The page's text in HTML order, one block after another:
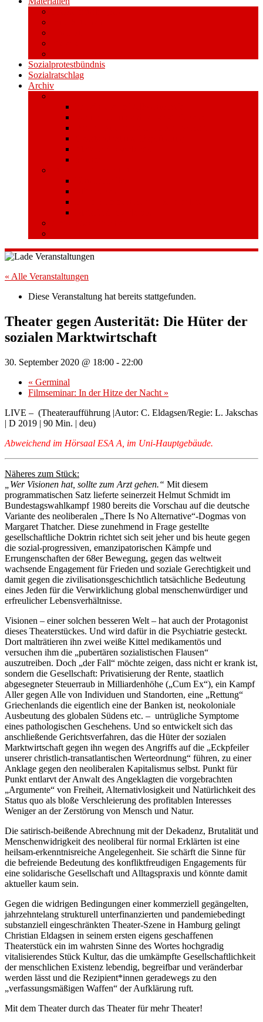
Sozialprotestbündnis
Sozialratschlag
Archiv
« Alle Veranstaltungen
Diese Veranstaltung hat bereits stattgefunden.
Theater gegen Austerität: Die Hüter der
sozialen Marktwirtschaft
30. September 2020 @ 18:00 - 22:00
« Germinal
Filmseminar: In der Hitze der Nacht »
LIVE – (Theateraufführung |Autor: C. Eldagsen/Regie: L. Jakschas
| D 2019 | 90 Min. | deu)
Abweichend im Hörsaal ESA A, im Uni-Hauptgebäude.
Näheres zum Stück:
„Wer Visionen hat, sollte zum Arzt gehen.“ Mit diesem
programmatischen Satz lieferte seinerzeit Helmut Schmidt im
Bundestagswahlkampf 1980 bereits die Vorschau auf die deutsche
Variante des neoliberalen „There Is No Alternative“-Dogmas von
Margaret Thatcher. Diese zunehmend in Frage gestellte
gesellschaftliche Doktrin richtet sich seit jeher und bis heute gegen
die sozial-progressiven, emanzipatorischen Kämpfe und
Errungenschaften der 68er Bewegung, gegen das weltweit
wachsende Engagement für Frieden und soziale Gerechtigkeit und
damit gegen die zivilisationsgeschichtlich tatsächliche Bedeutung
eines Jeden für die Verwirklichung global menschenwürdiger und
erfreulicher Lebensverhältnisse.
Visionen – einer solchen besseren Welt – hat auch der Protagonist
dieses Theaterstückes. Und wird dafür in die Psychiatrie gesteckt.
Dort malträtieren ihn zwei weiße Kittel medikamentös und
versuchen ihm die „pubertären sozialistischen Flausen“
auszutreiben. Doch „der Fall“ möchte zeigen, dass nicht er krank ist,
sondern die Gesellschaft: Privatisierung der Rente, staatlich
abgesegneter Steuerraub in Milliardenhöhe („Cum Ex“), ein Kampf
Aller gegen Alle von Individuen und Standorten, eine „Rettung“
Griechenlands die eigentlich eine der Banken ist, neokoloniale
Ausbeutung des globalen Südens etc. – untrügliche Symptome
eines pathologischen Geschehens. Und so entwickelt sich das
anschließende Gerichtsverfahren, das die Hüter der sozialen
Marktwirtschaft gegen ihn wegen des Angriffs auf die „Eckpfeiler
unserer christlich-transatlantischen Werteordnung“ führen, zu einer
Anklage gegen den neoliberalen Kapitalismus selbst. Punkt für
Punkt entlarvt der Anwalt des Angeklagten die vorgebrachten
„Argumente“ von Freiheit, Alternativlosigkeit und Natürlichkeit des
Status quo als bloße Verschleierung des profitablen Interesses
Weniger an der Zerstörung von Mensch und Natur.
Die satirisch-beißende Abrechnung mit der Dekadenz, Brutalität und
Menschenwidrigkeit des neoliberal für normal Erklärten ist eine
heilsam-erkenntnisreiche Angelegenheit. Sie schärft die Sinne für
die befreiende Bedeutung des konfliktfreudigen Engagements für
eine solidarische Gesellschaft und Alltagspraxis und könnte damit
aktueller kaum sein.
Gegen die widrigen Bedingungen einer kommerziell gegängelten,
jahrzehntelang strukturell unterfinanzierten und pandemiebedingt
substanziell eingeschränkten Theater-Szene in Hamburg gelingt
Christian Eldagsen in seinem ersten eigens geschaffenen
Theaterstück ein im wahrsten Sinne des Wortes hochgradig
vitalisierendes Stück Kultur, das die umkämpfte Gesellschaftlichkeit
der menschlichen Existenz lebendig, begreifbar und veränderbar
werden lässt und die Rezipient*innen geradewegs zu den
„verfassungsmäßigen Waffen“ der Aufklärung ruft.
Mit dem Theater durch das Theater für mehr Theater!